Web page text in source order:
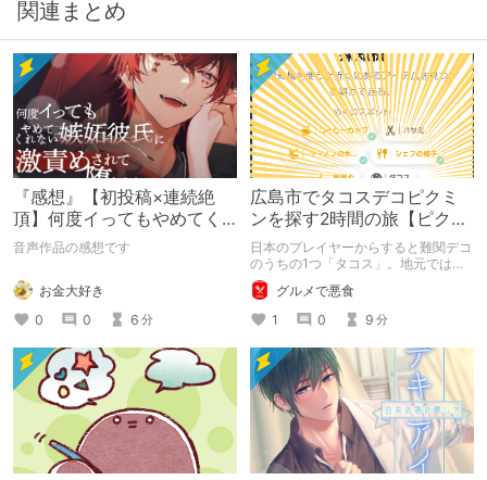
関連まとめ
『感想』【初投稿×連続絶
頂】何度イってもやめてく
れない嫉妬彼氏に激責めさ
音声作品の感想です
お金大好き
0
0 6 分
広島市でタコスデコピクミ
ンを探す2時間の旅【ピクミ
ンブルーム / Pikmin
Bloom】
日本のプレイヤーからすると難関デコ
のうちの1つ「タコス」。地元では見
つけられなかった男が広島で探す旅を
お送りします。ねくすと5月のテーマ
「お出かけの記録」。
グルメで悪食
1
0 9 分